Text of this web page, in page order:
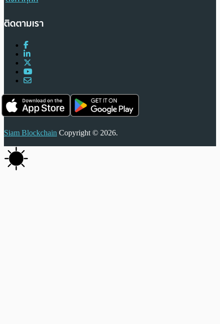
ติดตามเรา
Siam Blockchain Copyright © 2026.